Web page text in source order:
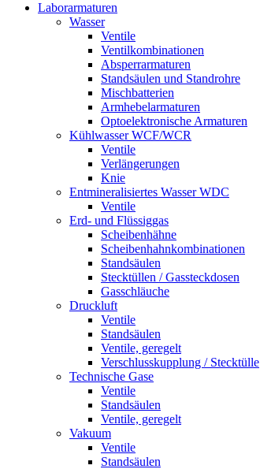
Laborarmaturen
Wasser
Ventile
Ventilkombinationen
Absperrarmaturen
Standsäulen und Standrohre
Mischbatterien
Armhebelarmaturen
Optoelektronische Armaturen
Kühlwasser WCF/WCR
Ventile
Verlängerungen
Knie
Entmineralisiertes Wasser WDC
Ventile
Erd- und Flüssiggas
Scheibenhähne
Scheibenhahnkombinationen
Standsäulen
Stecktüllen / Gassteckdosen
Gasschläuche
Druckluft
Ventile
Standsäulen
Ventile, geregelt
Verschlusskupplung / Stecktülle
Technische Gase
Ventile
Standsäulen
Ventile, geregelt
Vakuum
Ventile
Standsäulen